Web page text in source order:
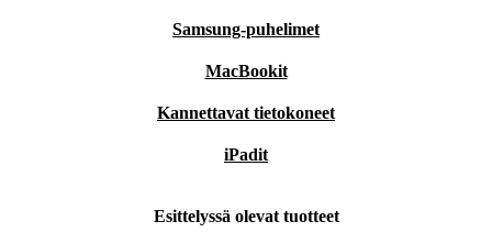
Samsung-puhelimet
MacBookit
Kannettavat tietokoneet
iPadit
Esittelyssä olevat tuotteet